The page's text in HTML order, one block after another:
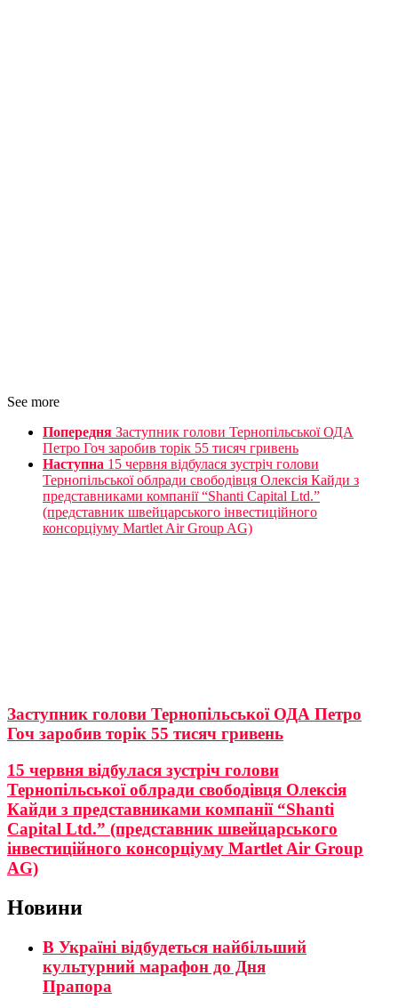
See more
Попередня Заступник голови Тернопільської ОДА
Петро Гоч заробив торік 55 тисяч гривень
Наступна 15 червня відбулася зустріч голови
Тернопільської облради свободівця Олексія Кайди з
представниками компанії “Shanti Capital Ltd.”
(представник швейцарського інвестиційного
консорціуму Martlet Air Group AG)
Заступник голови Тернопільської ОДА Петро
Гоч заробив торік 55 тисяч гривень
15 червня відбулася зустріч голови
Тернопільської облради свободівця Олексія
Кайди з представниками компанії “Shanti
Capital Ltd.” (представник швейцарського
інвестиційного консорціуму Martlet Air Group
AG)
Новини
В Україні відбудеться найбільший
культурний марафон до Дня
Прапора